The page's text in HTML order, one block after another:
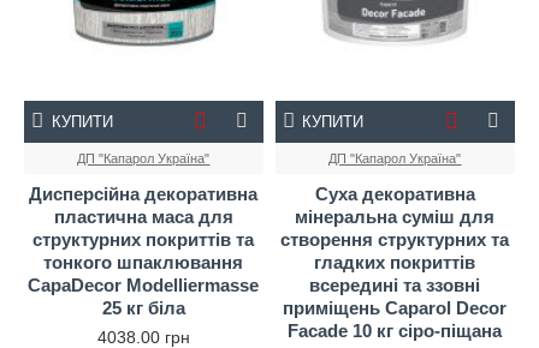
ДП "Капарол Україна"
Дисперсійна декоративна
пластична маса для
структурних покриттів та
тонкого шпаклювання
CapaDecor Modelliermasse
25 кг біла
4038.00 грн
КУПИТИ
ДП "Капарол Україна"
Суха декоративна
мінеральна суміш для
створення структурних та
гладких покриттів
всередині та ззовні
приміщень Caparol Decor
Facade 10 кг сіро-піщана
КУПИТИ